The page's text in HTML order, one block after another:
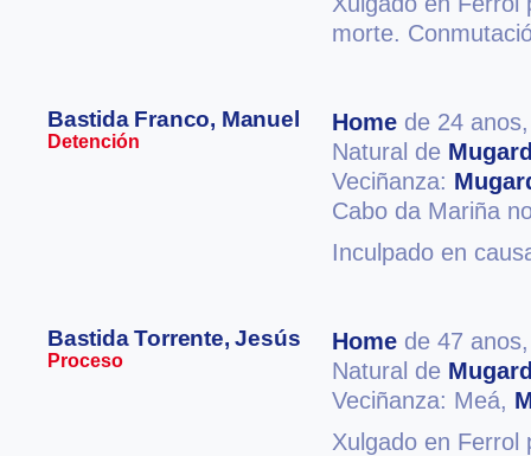
morte.
Bastida Franco, Manuel
Detención
Home de 24
Natural de
Veciñanza:
Cabo da Mariña
Inculpado en
Bastida Torrente, Jesús
Proceso
Home de 47
Natural de
Veciñanza: Meá,
Xulgado en Ferrol